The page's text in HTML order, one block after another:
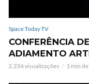
Space Today TV
CONFERÊNCIA
ADIAMENTO
2.236 visualizações 1 min